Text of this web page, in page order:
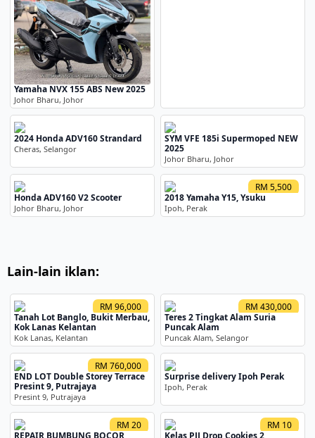
Yamaha NVX 155 ABS New 2025
Johor Bharu, Johor
2024 Honda ADV160 Strandard
Cheras, Selangor
SYM VFE 185i Supermoped NEW
2025
Johor Bharu, Johor
Honda ADV160 V2 Scooter
Johor Bharu, Johor
RM 5,500
2018 Yamaha Y15, Ysuku
Ipoh, Perak
Lain-lain iklan:
RM 96,000
Tanah Lot Banglo, Bukit Merbau,
Kok Lanas Kelantan
Kok Lanas, Kelantan
RM 430,000
Teres 2 Tingkat Alam Suria
Puncak Alam
Puncak Alam, Selangor
RM 760,000
END LOT Double Storey Terrace
Presint 9, Putrajaya
Presint 9, Putrajaya
Surprise delivery Ipoh Perak
Ipoh, Perak
RM 20
RM 10